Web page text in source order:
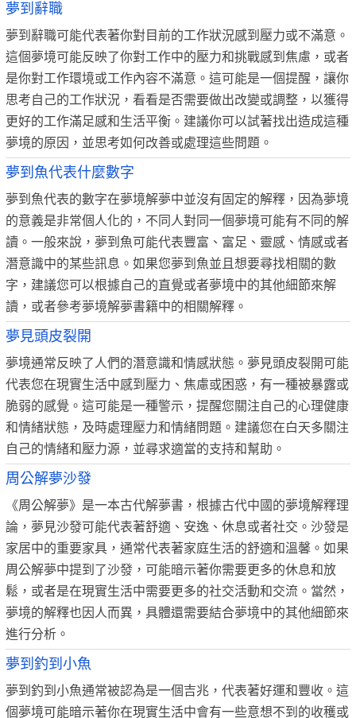
夢到辭職
夢到辭職可能代表著你對目前的工作狀況感到壓力或不滿意。
這個夢境可能反映了你對工作中的壓力和挑戰感到焦慮，或者
是你對工作環境或工作內容不滿意。這可能是一個提醒，讓你
思考自己的工作狀況，看看是否需要做出改變或調整，以獲得
更好的工作滿足感和生活平衡。建議你可以試著找出造成這種
夢境的原因，並思考如何改善或處理這些問題。
夢到魚代表什麼數字
夢到魚代表的數字在夢境解夢中並沒有固定的解釋，因為夢境
的意義是非常個人化的，不同人對同一個夢境可能有不同的解
讀。一般來說，夢到魚可能代表豐富、富足、靈感、情感或者
潛意識中的某些訊息。如果您夢到魚並且想要尋找相關的數
字，建議您可以根據自己的直覺或者夢境中的其他細節來解
讀，或者參考夢境解夢書籍中的相關解釋。
夢見頭皮裂開
夢境通常反映了人們的潛意識和情感狀態。夢見頭皮裂開可能
代表您在現實生活中感到壓力、焦慮或困惑，有一種被暴露或
脆弱的感覺。這可能是一種警示，提醒您關注自己的心理健康
和情緒狀態，及時處理壓力和情緒問題。建議您在白天多關注
自己的情緒和壓力源，並尋求適當的支持和幫助。
周公解夢沙發
《周公解夢》是一本古代解夢書，根據古代中國的夢境解釋理
論，夢見沙發可能代表著舒適、安逸、休息或者社交。沙發是
家居中的重要家具，通常代表著家庭生活的舒適和溫馨。如果
周公解夢中提到了沙發，可能暗示著你需要更多的休息和放
鬆，或者是在現實生活中需要更多的社交活動和交流。當然，
夢境的解釋也因人而異，具體還需要結合夢境中的其他細節來
進行分析。
夢到釣到小魚
夢到釣到小魚通常被認為是一個吉兆，代表著好運和豐收。這
個夢境可能暗示著你在現實生活中會有一些意想不到的收穫或